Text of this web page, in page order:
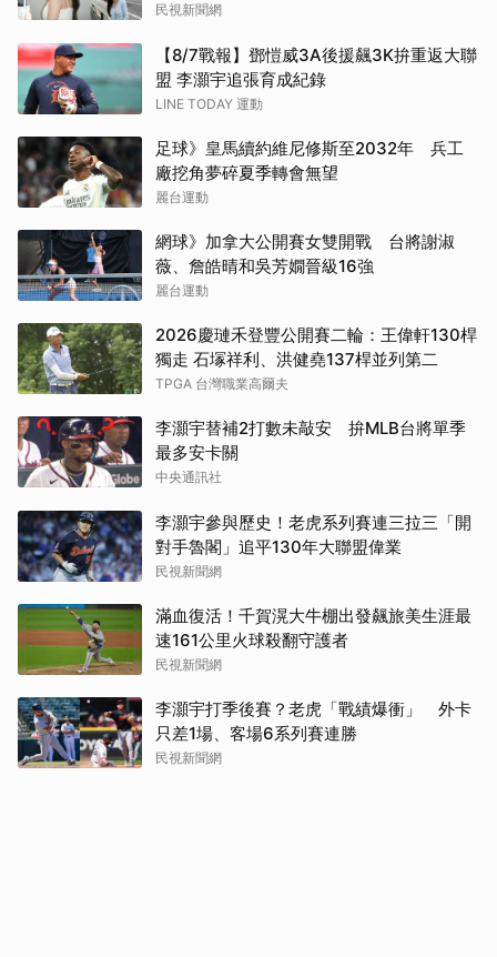
民視新聞網
【8/7戰報】鄧愷威3A後援飆3K拚重返大聯
盟 李灝宇追張育成紀錄
LINE TODAY 運動
足球》皇馬續約維尼修斯至2032年 兵工
廠挖角夢碎夏季轉會無望
麗台運動
網球》加拿大公開賽女雙開戰 台將謝淑
薇、詹皓晴和吳芳嫺晉級16強
麗台運動
2026慶璉禾登豐公開賽二輪：王偉軒130桿
獨走 石塜祥利、洪健堯137桿並列第二
TPGA 台灣職業高爾夫
李灝宇替補2打數未敲安 拚MLB台將單季
最多安卡關
中央通訊社
李灝宇參與歷史！老虎系列賽連三拉三「開
對手魯閣」追平130年大聯盟偉業
民視新聞網
滿血復活！千賀滉大牛棚出發飆旅美生涯最
速161公里火球殺翻守護者
民視新聞網
李灝宇打季後賽？老虎「戰績爆衝」 外卡
只差1場、客場6系列賽連勝
民視新聞網